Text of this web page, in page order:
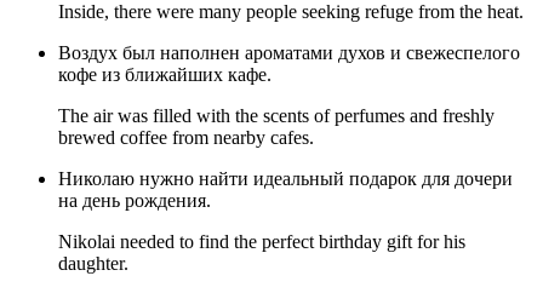
Inside, there were many people seeking refuge from the heat.
Воздух был наполнен ароматами духов и свежеспелого
кофе из ближайших кафе.
The air was filled with the scents of perfumes and freshly
brewed coffee from nearby cafes.
Николаю нужно найти идеальный подарок для дочери
на день рождения.
Nikolai needed to find the perfect birthday gift for his
daughter.